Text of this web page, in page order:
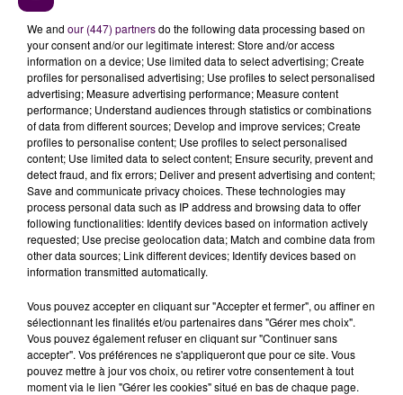
L’accident s’était produit à hauteur d’Heudreville-sur-
Eure. Killian était en train d’installer des cônes de
signalisation autour d’un véhicule en panne, sur la
bande d’arrêt d’urgence. C’est à ce moment qu’un
conducteur l'a renversé, circulant à vive allure au
volant de sa camionnette.L’homme, un
autoentrepreneur d’une cinquantaine d’années,
était alcoolisé au moment des faits. Placé en
détention provisoire, il avait été maintenu en prison en
juillet dernier.
We and our (447) partnersdo the following data processing based on
your consent and/or our legitimate interest: Store and/or access
information on a device; Use limited data to select advertising; Create
profiles for personalised advertising; Use profiles to select personalised
advertising; Measure advertising performance; Measure content
performance; Understand audiences through statistics or combinations
of data from different sources; Develop and improve services; Create
profiles to personalise content; Use profiles to select personalised
content; Use limited data to select content; Ensure security, prevent and
detect fraud, and fix errors; Deliver and present advertising and content;
Save and communicate privacy choices. These technologies may
process personal data such as IP address and browsing data to offer
following functionalities: Identify devices based on information actively
requested; Use precise geolocation data; Match and combine data from
other data sources; Link different devices; Identify devices based on
information transmitted automatically.
Vous pouvez accepter en cliquant sur "Accepter et fermer", ou affiner en
sélectionnant les finalités et/ou partenaires dans "Gérer mes choix".
Vous pouvez également refuser en cliquant sur "Continuer sans
accepter". Vos préférences ne s'appliqueront que pour ce site. Vous
pouvez mettre à jour vos choix, ou retirer votre consentement à tout
moment via le lien "Gérer les cookies" situé en bas de chaque page.